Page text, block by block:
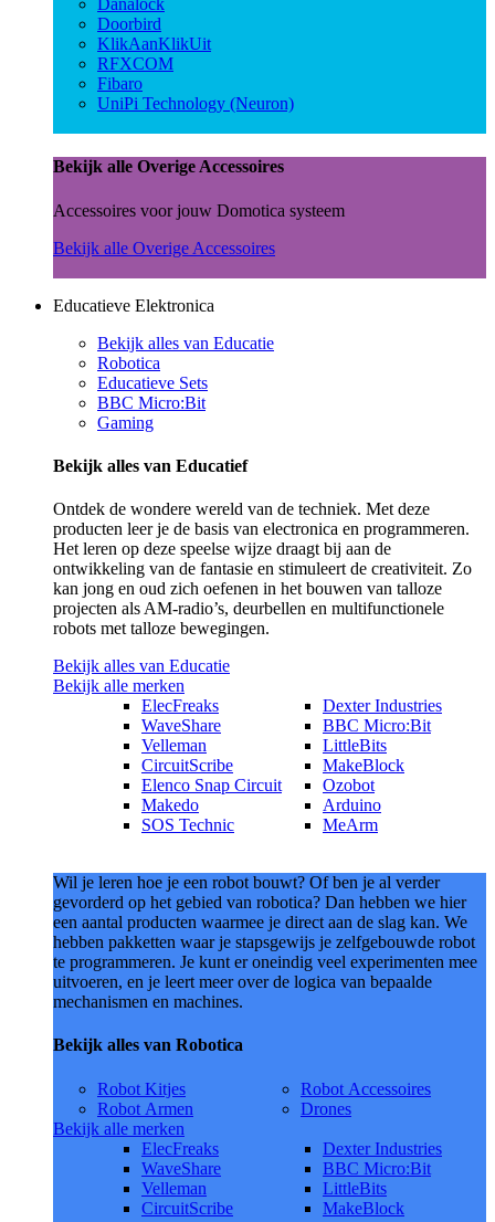
Danalock
Doorbird
KlikAanKlikUit
RFXCOM
Fibaro
UniPi Technology (Neuron)
Bekijk alle Overige Accessoires
Accessoires voor jouw Domotica systeem
Bekijk alle Overige Accessoires
Educatieve Elektronica
Bekijk alles van Educatie
Robotica
Educatieve Sets
BBC Micro:Bit
Gaming
Bekijk alles van Educatief
Ontdek de wondere wereld van de techniek. Met deze
producten leer je de basis van electronica en programmeren.
Het leren op deze speelse wijze draagt bij aan de
ontwikkeling van de fantasie en stimuleert de creativiteit. Zo
kan jong en oud zich oefenen in het bouwen van talloze
projecten als AM-radio’s, deurbellen en multifunctionele
robots met talloze bewegingen.
Bekijk alles van Educatie
Bekijk alle merken
ElecFreaks
WaveShare
Velleman
CircuitScribe
Elenco Snap Circuit
Makedo
SOS Technic
Dexter Industries
BBC Micro:Bit
LittleBits
MakeBlock
Ozobot
Arduino
MeArm
Wil je leren hoe je een robot bouwt? Of ben je al verder
gevorderd op het gebied van robotica? Dan hebben we hier
een aantal producten waarmee je direct aan de slag kan. We
hebben pakketten waar je stapsgewijs je zelfgebouwde robot
te programmeren. Je kunt er oneindig veel experimenten mee
uitvoeren, en je leert meer over de logica van bepaalde
mechanismen en machines.
Bekijk alles van Robotica
Robot Kitjes
Robot Armen
Robot Accessoires
Drones
Bekijk alle merken
ElecFreaks
WaveShare
Velleman
CircuitScribe
Dexter Industries
BBC Micro:Bit
LittleBits
MakeBlock